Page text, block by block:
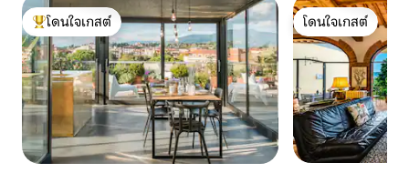
โดนใจเกสต์ที่สุด
โดนใจเกสต์
โดนใจเกสต์
โดนใจเกสต์